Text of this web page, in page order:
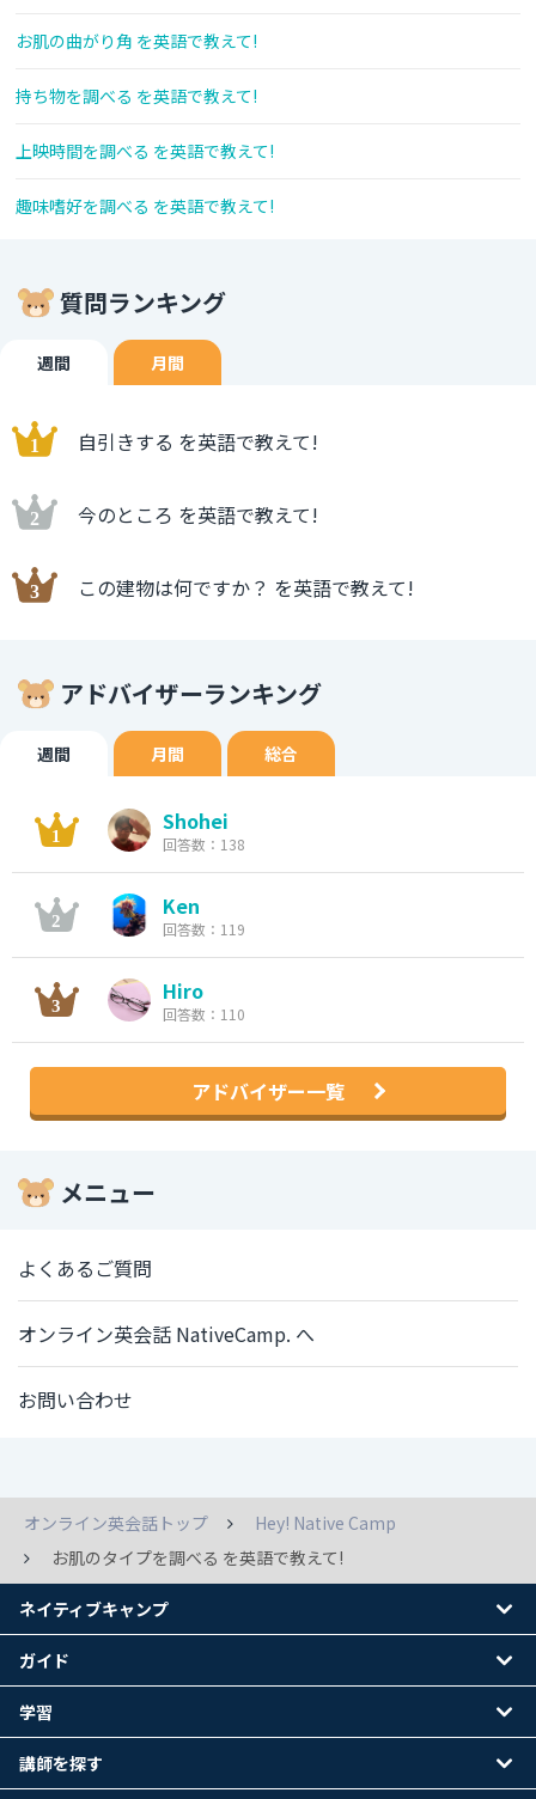
お肌の曲がり角 を英語で教えて!
持ち物を調べる を英語で教えて!
上映時間を調べる を英語で教えて!
趣味嗜好を調べる を英語で教えて!
質問ランキング
週間 月間
自引きする を英語で教えて!
今のところ を英語で教えて!
この建物は何ですか？ を英語で教えて!
アドバイザーランキング
週間 月間 総合
Shohei
回答数：138
Ken
回答数：119
Hiro
回答数：110
アドバイザー一覧
メニュー
よくあるご質問
オンライン英会話 NativeCamp. へ
お問い合わせ
オンライン英会話トップ
Hey! Native Camp
お肌のタイプを調べる を英語で教えて!
ネイティブキャンプ
ガイド
学習
講師を探す